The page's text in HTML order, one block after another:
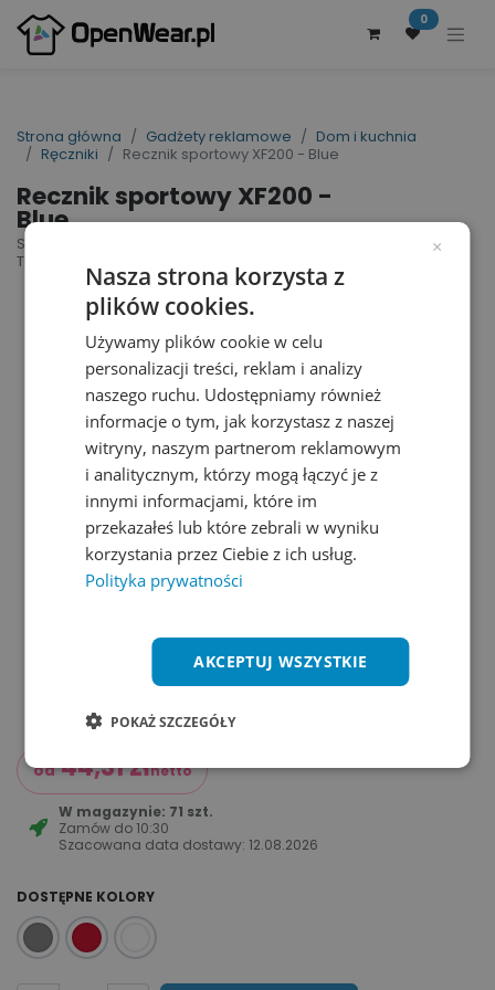
0
Strona główna Gadżety reklamowe
Dom i kuchnia
Ręczniki
Recznik sportowy XF200 - Blue
Recznik sportowy XF200 -
Blue
Sport Towel | nr art.: XF200 | nr art. producenta:
TE-20-09
od 44,31złnetto
W magazynie: 71 szt.
Zamów do 10:30
Szacowana data dostawy: 12.08.2026
DOSTĘPNE KOLORY
×
Nasza strona korzysta z
plików cookies.
Używamy plików cookie w celu
personalizacji treści, reklam i analizy
naszego ruchu. Udostępniamy również
informacje o tym, jak korzystasz z naszej
witryny, naszym partnerom reklamowym
i analitycznym, którzy mogą łączyć je z
innymi informacjami, które im
przekazałeś lub które zebrali w wyniku
korzystania przez Ciebie z ich usług.
Polityka prywatności
AKCEPTUJ WSZYSTKIE
POKAŻ SZCZEGÓŁY